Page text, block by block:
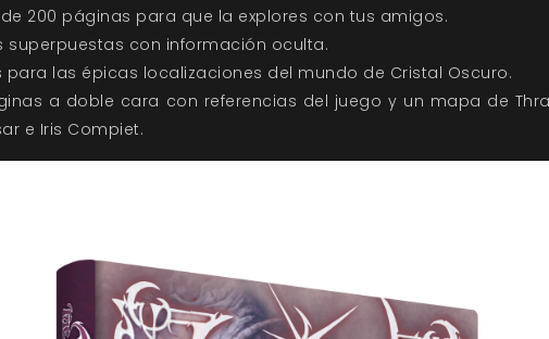
200 páginas para que la explores con tus amigos.
superpuestas con información oculta.
para las épicas localizaciones del mundo de Cristal Oscuro.
a doble cara con referencias del juego y un mapa de
e Iris Compiet.